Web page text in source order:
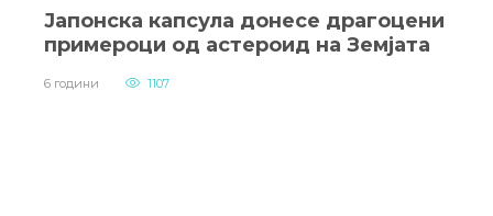
Јапонска капсула донесе драгоцени
примероци од астероид на Земјата
6 години 1107